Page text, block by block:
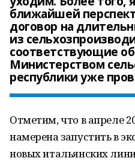
ближайшей
договор на
из
соответствующие
Министерством
республики уже
Отметим, что в апреле
намерена запустить в
новых итальянских